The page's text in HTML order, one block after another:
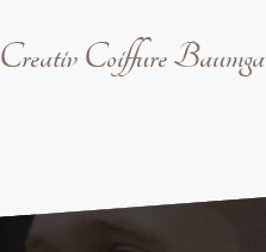
Creativ Coiffure